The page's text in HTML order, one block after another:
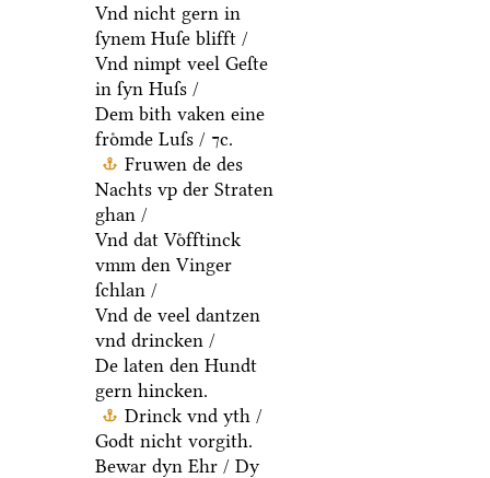
Vnd nicht gern in
ſynem Huſe blifft /
Vnd nimpt veel Geſte
in ſyn Huſs /
Dem bith vaken eine
froͤmde Luſs / ⁊c.
Fruwen de des
Nachts vp der Straten
ghan /
Vnd dat Voͤfftinck
vmm den Vinger
ſchlan /
Vnd de veel dantzen
vnd drincken /
De laten den Hundt
gern hincken.
Drinck vnd yth /
Godt nicht vorgith.
Bewar dyn Ehr / Dy